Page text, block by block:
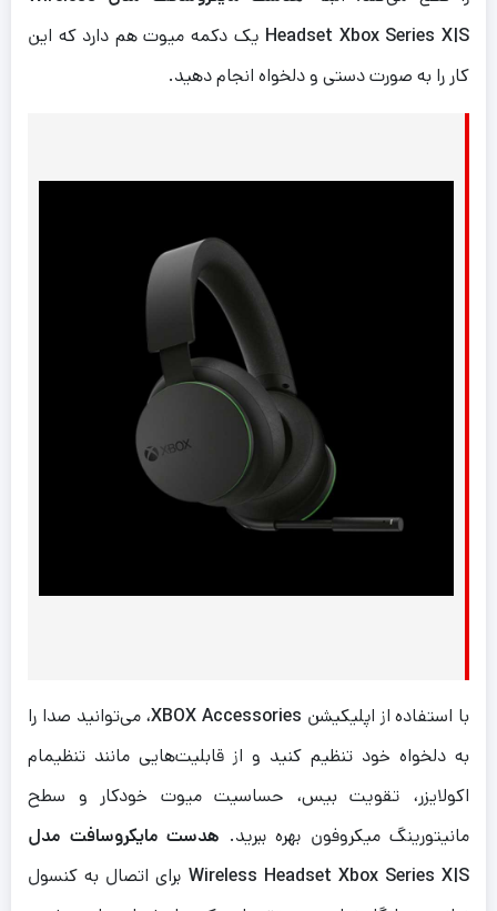
Headset Xbox Series X|S یک دکمه میوت هم دارد که این
کار را به صورت دستی و دلخواه انجام دهید.
با استفاده از اپلیکیشن XBOX Accessories، می‌توانید صدا را
به دلخواه خود تنظیم کنید و از قابلیت‌هایی مانند تنظیمام
اکولایزر، تقویت بیس، حساسیت میوت خودکار و سطح
مانیتورینگ میکروفون بهره ببرید. هدست مایکروسافت مدل
Wireless Headset Xbox Series X|S برای اتصال به کنسول